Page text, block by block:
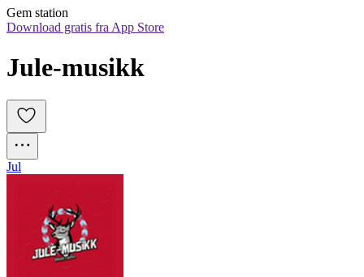
Gem station
Download gratis fra App Store
Jule-musikk
Jul